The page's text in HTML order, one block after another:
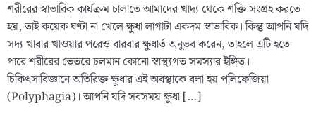
শরীরের স্বাভাবিক কার্যক্রম চালাতে আমাদের খাদ্য থেকে শক্তি সংগ্রহ করতে
হয়, তাই কয়েক ঘণ্টা না খেলে ক্ষুধা লাগাটা একদম স্বাভাবিক। কিন্তু আপনি যদি
সদ্য খাবার খাওয়ার পরেও বারবার ক্ষুধার্ত অনুভব করেন, তাহলে এটি হতে
পারে শরীরের ভেতরে চলমান কোনো স্বাস্থ্যগত সমস্যার ইঙ্গিত।
চিকিৎসাবিজ্ঞানে অতিরিক্ত ক্ষুধার এই অবস্থাকে বলা হয় পলিফেজিয়া
(Polyphagia)। আপনি যদি সবসময় ক্ষুধা […]